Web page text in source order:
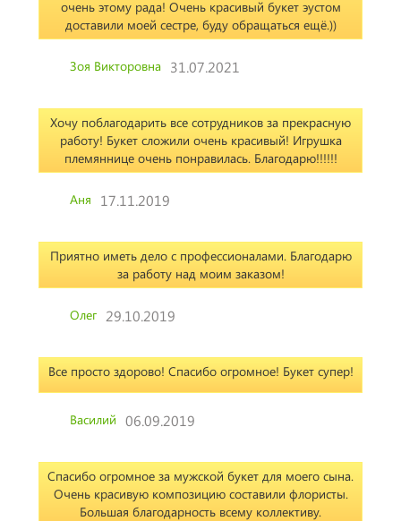
очень этому рада! Очень красивый букет эустом
доставили моей сестре, буду обращаться ещё.))
Зоя Викторовна 31.07.2021
Хочу поблагодарить все сотрудников за прекрасную
работу! Букет сложили очень красивый! Игрушка
племяннице очень понравилась. Благодарю!!!!!!
Аня 17.11.2019
Приятно иметь дело с профессионалами. Благодарю
за работу над моим заказом!
Олег 29.10.2019
Все просто здорово! Спасибо огромное! Букет супер!
Василий 06.09.2019
Спасибо огромное за мужской букет для моего сына.
Очень красивую композицию составили флористы.
Большая благодарность всему коллективу.